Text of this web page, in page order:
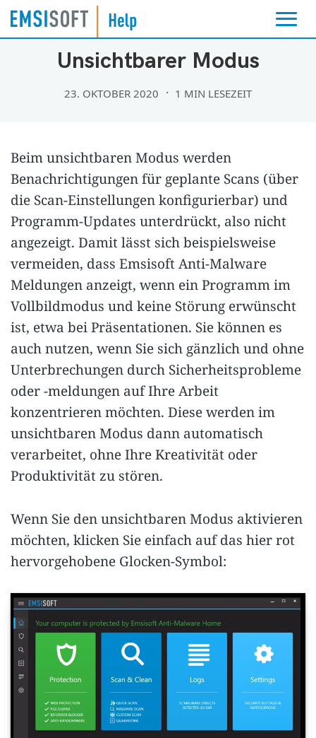
EINSTELLUNGEN
Unsichtbarer Modus
23. OKTOBER 2020 1 MIN LESEZEIT
Beim unsichtbaren Modus werden
Benachrichtigungen für geplante Scans (über
die Scan-Einstellungen konfigurierbar) und
Programm-Updates unterdrückt, also nicht
angezeigt. Damit lässt sich beispielsweise
vermeiden, dass Emsisoft Anti-Malware
Meldungen anzeigt, wenn ein Programm im
Vollbildmodus und keine Störung erwünscht
ist, etwa bei Präsentationen. Sie können es
auch nutzen, wenn Sie sich gänzlich und ohne
Unterbrechungen durch Sicherheitsprobleme
oder -meldungen auf Ihre Arbeit
konzentrieren möchten. Diese werden im
unsichtbaren Modus dann automatisch
verarbeitet, ohne Ihre Kreativität oder
Produktivität zu stören.
Wenn Sie den unsichtbaren Modus aktivieren
möchten, klicken Sie einfach auf das hier rot
hervorgehobene Glocken-Symbol: